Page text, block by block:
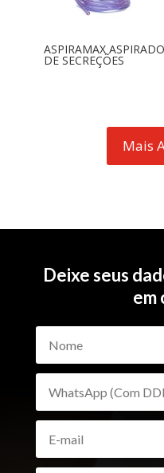
ASPIRAMAX
DE SECREÇÕES
Mais
Deixe seus
em